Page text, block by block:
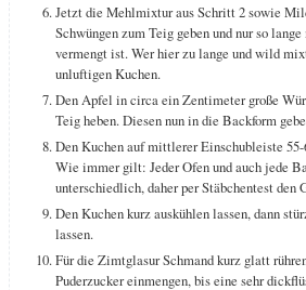
Jetzt die Mehlmixtur aus Schritt 2 sowie
Schwüngen zum Teig geben und nur so
vermengt ist. Wer hier zu lange und wild
unluftigen Kuchen.
Den Apfel in circa ein Zentimeter große
Teig heben. Diesen nun in die Backform
Den Kuchen auf mittlerer Einschubleiste
Wie immer gilt: Jeder Ofen und auch jede
unterschiedlich, daher per Stäbchentest den
Den Kuchen kurz auskühlen lassen, dann
lassen.
Für die Zimtglasur Schmand kurz glatt
Puderzucker einmengen, bis eine sehr